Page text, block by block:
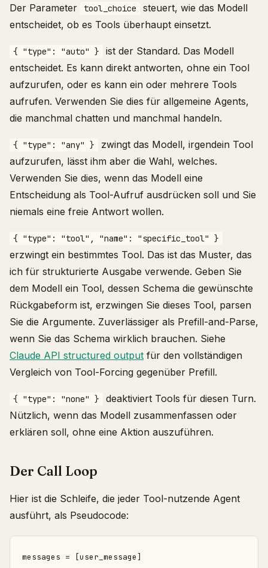
Der Parameter tool_choice
steuert, wie das Modell
entscheidet, ob es Tools überhaupt einsetzt.
{ "type": "auto" }
ist der Standard. Das Modell
entscheidet. Es kann direkt antworten, ohne ein Tool
aufzurufen, oder es kann ein oder mehrere Tools
aufrufen. Verwenden Sie dies für allgemeine Agents,
die manchmal chatten und manchmal handeln.
{ "type": "any" }
zwingt das Modell, irgendein Tool
aufzurufen, lässt ihm aber die Wahl, welches.
Verwenden Sie dies, wenn das Modell eine
Entscheidung als Tool-Aufruf ausdrücken soll und Sie
niemals eine freie Antwort wollen.
{ "type": "tool", "name": "specific_tool" }
erzwingt ein bestimmtes Tool. Das ist das Muster, das
ich für strukturierte Ausgabe verwende. Geben Sie
dem Modell ein Tool, dessen Schema die gewünschte
Rückgabeform ist, erzwingen Sie dieses Tool, parsen
Sie die Argumente. Zuverlässiger als Prefill-and-Parse,
wenn Sie das Schema wirklich brauchen. Siehe
Claude API structured output für den vollständigen
Vergleich von Tool-Forcing gegenüber Prefill.
{ "type": "none" }
deaktiviert Tools für diesen Turn.
Nützlich, wenn das Modell zusammenfassen oder
erklären soll, ohne eine Aktion auszuführen.
Der Call Loop
Hier ist die Schleife, die jeder Tool-nutzende Agent
ausführt, als Pseudocode:
messages = [user_message]